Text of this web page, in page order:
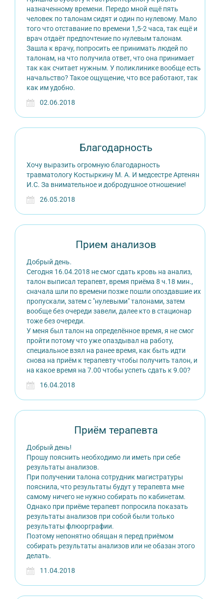
назначенному времени. Передо мной ещё пять
человек по талонам сидят и один по нулевому. Мало
того что отставание по времени 1,5-2 часа, так ещё и
врач отдаёт предпочтение по нулевым талонам.
Зашла к врачу, попросить ее принимать людей по
талонам, на что получила ответ, что она принимает
так как считает нужным. У поликлинике вообще есть
начальство? Такое ощущение, что все работают, так
как им удобно.
02.06.2018
Благодарность
Хочу выразить огромную благодарность
травматологу Костыркину М. А. И медсестре Артенян
И.С. За внимательное и добродушное отношение!
26.05.2018
Прием анализов
Добрый день.
Сегодня 16.04.2018 не смог сдать кровь на анализ,
талон выписал терапевт, время приёма 8 ч.18 мин.,
сначала шли по времени позже пошли опоздавшие их
пропускали, затем с "нулевыми" талонами, затем
вообще без очереди завели, далее кто в стационар
тоже без очереди.
У меня был талон на определённое время, я не смог
пройти потому что уже опаздывал на работу,
специальное взял на ранее время, как быть идти
снова на приём к терапевту чтобы получить талон, и
на какое время на 7.00 чтобы успеть сдать к 9.00?
16.04.2018
Приём терапевта
Добрый день!
Прошу пояснить необходимо ли иметь при себе
результаты анализов.
При получении талона сотрудник магистратуры
пояснила, что результаты будут у терапевта мне
самому ничего не нужно собирать по кабинетам.
Однако при приёме терапевт попросила показать
результаты анализов при собой были только
результаты флюорграфии.
Поэтому непонятно обящан я перед приёмом
собирать результаты анализов или не обазан этого
делать.
11.04.2018